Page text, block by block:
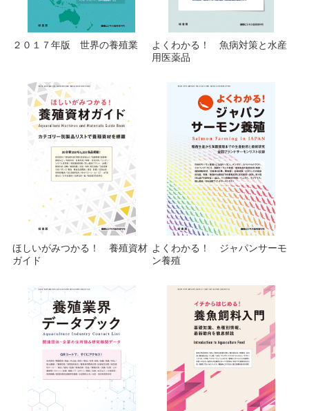
２０１７年版 世界の養殖業
よくわかる！ 魚病対策と水産
用医薬品
ほしいがみつかる！ 養殖資材
ガイド
よくわかる！ ジャパンサーモ
ン養殖